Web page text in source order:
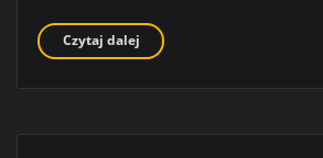
Czytaj dalej